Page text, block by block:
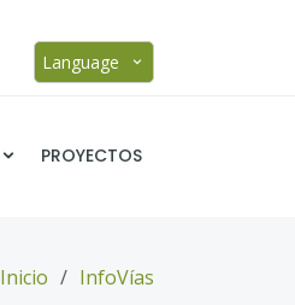
Language
PROYECTOS
Inicio InfoVías